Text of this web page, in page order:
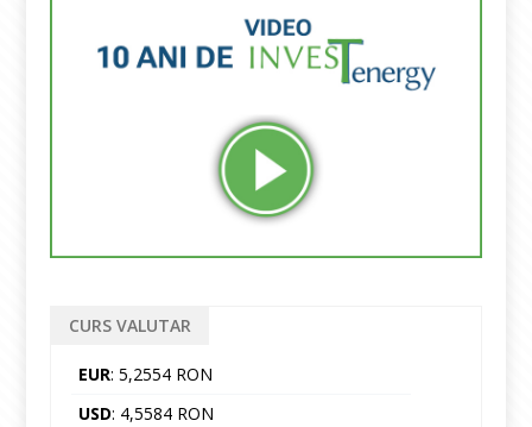
CURS VALUTAR
EUR: 5,2554 RON
USD: 4,5584 RON